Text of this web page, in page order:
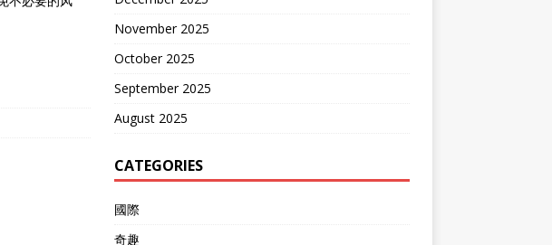
November 2025
October 2025
September 2025
August 2025
CATEGORIES
國際
奇趣